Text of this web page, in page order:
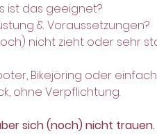
ist das geeignet?
& Voraussetzungen?
nicht zieht oder sehr
Bikejöring oder
ohne Verpflichtung.
sich (noch) nicht trauen.